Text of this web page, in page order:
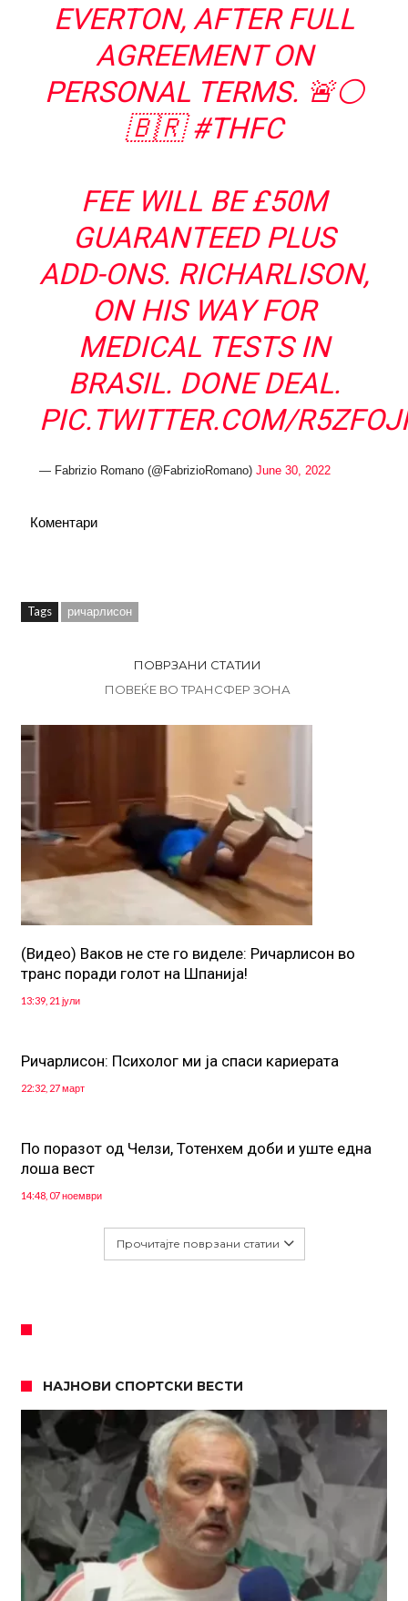
EVERTON, AFTER FULL
AGREEMENT ON
PERSONAL TERMS. 🚨⚪️
🇧🇷#THFC
FEE WILL BE £50M
GUARANTEED PLUS
ADD-ONS. RICHARLISON,
ON HIS WAY FOR
MEDICAL TESTS IN
BRASIL. DONE DEAL.
PIC.TWITTER.COM/
— Fabrizio Romano (@FabrizioRomano) June 30, 2022
Коментари
Tags ричарлисон
ПОВРЗАНИ СТАТИИ
ПОВЕЌЕ ВО ТРАНСФЕР ЗОНА
(Видео) Ваков не сте го виделе: Ричарлисон во
транс поради голот на Шпанија!
13:39, 21 јули
Ричарлисон: Психолог ми ја спаси кариерата
22:32, 27 март
По поразот од Челзи, Тотенхем доби и уште една
лоша вест
14:48, 07 ноември
Прочитајте поврзани статии
НАЈНОВИ СПОРТСКИ ВЕСТИ